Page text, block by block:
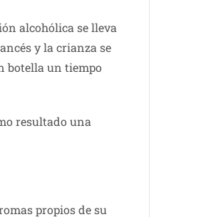
alcohólica se lleva
y la crianza se
botella un tiempo
resultado una
propios de su